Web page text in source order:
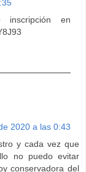
inscripción en
2020 a las 0:43
y cada vez que
no puedo evitar
conservadora del